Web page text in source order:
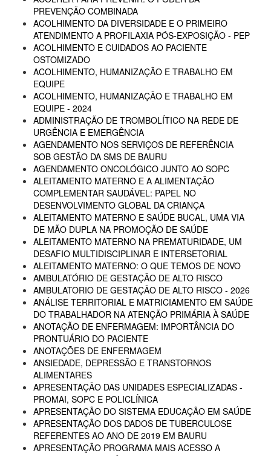
PREVENÇÃO COMBINADA
ACOLHIMENTO DA DIVERSIDADE E O PRIMEIRO
ATENDIMENTO A PROFILAXIA PÓS-EXPOSIÇÃO - PEP
ACOLHIMENTO E CUIDADOS AO PACIENTE
OSTOMIZADO
ACOLHIMENTO, HUMANIZAÇÃO E TRABALHO EM
EQUIPE
ACOLHIMENTO, HUMANIZAÇÃO E TRABALHO EM
EQUIPE - 2024
ADMINISTRAÇÃO DE TROMBOLÍTICO NA REDE DE
URGÊNCIA E EMERGÊNCIA
AGENDAMENTO NOS SERVIÇOS DE REFERÊNCIA
SOB GESTÃO DA SMS DE BAURU
AGENDAMENTO ONCOLÓGICO JUNTO AO SOPC
ALEITAMENTO MATERNO E A ALIMENTAÇÃO
COMPLEMENTAR SAUDÁVEL: PAPEL NO
DESENVOLVIMENTO GLOBAL DA CRIANÇA
ALEITAMENTO MATERNO E SAÚDE BUCAL, UMA VIA
DE MÃO DUPLA NA PROMOÇÃO DE SAÚDE
ALEITAMENTO MATERNO NA PREMATURIDADE, UM
DESAFIO MULTIDISCIPLINAR E INTERSETORIAL
ALEITAMENTO MATERNO: O QUE TEMOS DE NOVO
AMBULATÓRIO DE GESTAÇÃO DE ALTO RISCO
AMBULATORIO DE GESTAÇÃO DE ALTO RISCO - 2026
ANÁLISE TERRITORIAL E MATRICIAMENTO EM SAÚDE
DO TRABALHADOR NA ATENÇÃO PRIMÁRIA À SAÚDE
ANOTAÇÃO DE ENFERMAGEM: IMPORTÂNCIA DO
PRONTUÁRIO DO PACIENTE
ANOTAÇÕES DE ENFERMAGEM
ANSIEDADE, DEPRESSÃO E TRANSTORNOS
ALIMENTARES
APRESENTAÇÃO DAS UNIDADES ESPECIALIZADAS -
PROMAI, SOPC E POLICLÍNICA
APRESENTAÇÃO DO SISTEMA EDUCAÇÃO EM SAÚDE
APRESENTAÇÃO DOS DADOS DE TUBERCULOSE
REFERENTES AO ANO DE 2019 EM BAURU
APRESENTAÇÃO PROGRAMA MAIS ACESSO A